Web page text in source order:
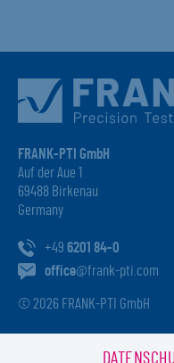
FRANK-PTI GmbH
Auf der Aue 1
69488 Birkenau
Germany
+49 6201 84-0
office@frank-pti.com
© 2026 FRANK-PTI GmbH